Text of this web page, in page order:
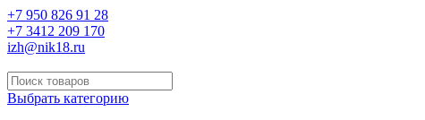
+7 950 826 91 28
+7 3412 209 170
izh@nik18.ru
Выбрать категорию